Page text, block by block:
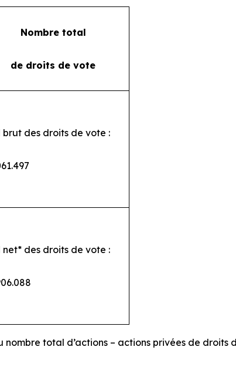
Nombre total
de droits de vote
brut des droits de vote :
net* des droits de vote :
total d’actions – actions privées de droits